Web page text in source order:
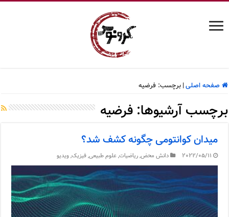
صفحه اصلی| برچسب:فرضیه
برچسب آرشیوها:فرضیه
میدان کوانتومی چگونه کشف شد؟
2022/05/11 دانش محض,ریاضیات,علوم طبیعی,فیزیک,ویدیو